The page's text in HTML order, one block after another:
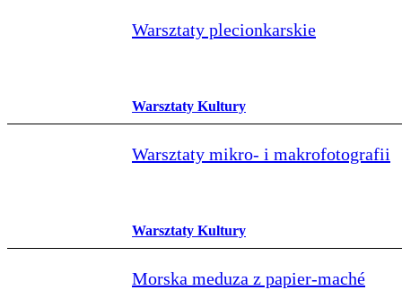
Warsztaty plecionkarskie
Warsztaty Kultury
Warsztaty mikro- i makrofotografii
Warsztaty Kultury
Morska meduza z papier‑maché